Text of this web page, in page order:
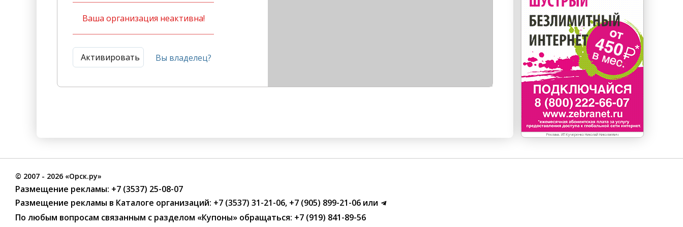
Ваша организация неактивна!
Активировать Вы владелец?
Реклама. ИП Кучеренко Николай Николаевич
© 2007 - 2026 «Орск.ру»
Размещение рекламы: +7 (3537) 25-08-07
Размещение рекламы в Каталоге организаций: +7 (3537) 31-21-06, +7 (905) 899-21-06 или
По любым вопросам связанным с разделом «Купоны» обращаться: +7 (919) 841-89-56